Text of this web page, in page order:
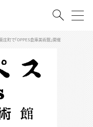
会員登録
町で「OPPES倉庫美術館」開催